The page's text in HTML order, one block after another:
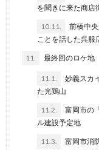
を聞きに来た商店
10.11.
前橋中
ことを話した呉服
11. 最終回のロケ地
11.1.
妙義スカ
た光鶏山
11.2.
富岡市の
ル建設予定地
11.3.
富岡市消